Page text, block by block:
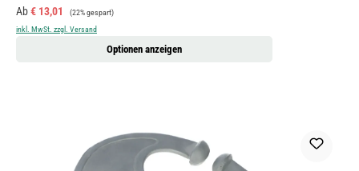
Verkaufspreis:
Ab€ 13,01 Regulärer Preis:
(22% gespart)
inkl. MwSt. zzgl. Versand
Optionen anzeigen